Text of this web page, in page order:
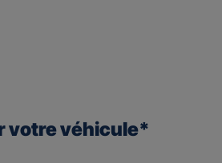
votre véhicule*